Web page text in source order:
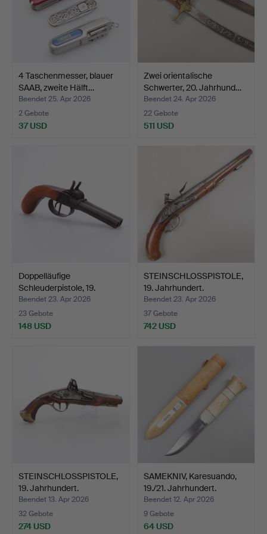
4 Taschenmesser, blauer
SAAB, zweite Hälft…
Beendet 25. Apr 2026
2 Gebote
37 USD
Zwei orientalische
Schwerter, 20. Jahrhund…
Beendet 24. Apr 2026
22 Gebote
511 USD
Doppelläufige
Schleuderpistole, 19.
Jahrhu…
Beendet 23. Apr 2026
23 Gebote
148 USD
STEINSCHLOSSPISTOLE,
19. Jahrhundert.
Beendet 23. Apr 2026
37 Gebote
742 USD
STEINSCHLOSSPISTOLE,
19. Jahrhundert.
Beendet 13. Apr 2026
32 Gebote
274 USD
SAMEKNIV, Karesuando,
19./21. Jahrhundert.
Beendet 12. Apr 2026
9 Gebote
64 USD